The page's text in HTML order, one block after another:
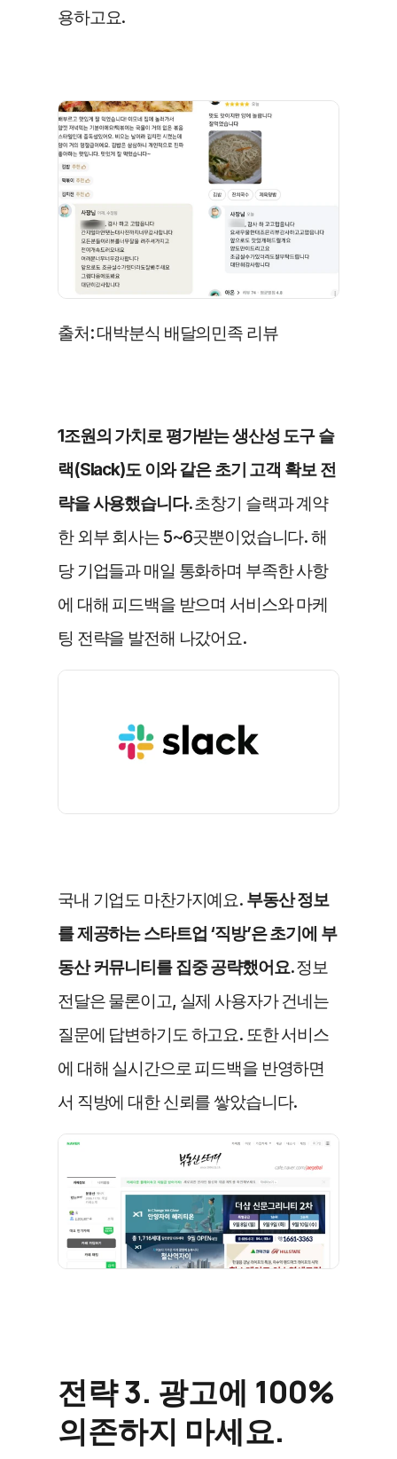
용하고요.
출처: 대박분식 배달의민족 리뷰
1조원의 가치로 평가받는 생산성 도구 슬
랙(Slack)도 이와 같은 초기 고객 확보 전
략을 사용했습니다. 초창기 슬랙과 계약
한 외부 회사는 5~6곳뿐이었습니다. 해
당 기업들과 매일 통화하며 부족한 사항
에 대해 피드백을 받으며 서비스와 마케
팅 전략을 발전해 나갔어요.
국내 기업도 마찬가지예요. 부동산 정보
를 제공하는 스타트업 ‘직방’은 초기에 부
동산 커뮤니티를 집중 공략했어요. 정보
전달은 물론이고, 실제 사용자가 건네는
질문에 답변하기도 하고요. 또한 서비스
에 대해 실시간으로 피드백을 반영하면
서 직방에 대한 신뢰를 쌓았습니다.
전략 3. 광고에 100%
의존하지 마세요.